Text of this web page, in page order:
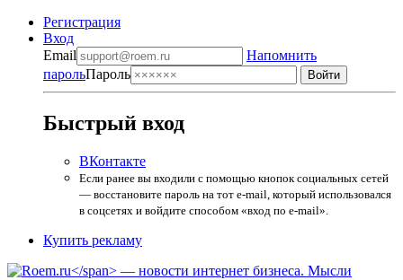
Регистрация
Вход
Email
Напомнить
парольПароль
Быстрый вход
ВКонтакте
Если ранее вы входили с помощью кнопок социальных сетей
— восстановите пароль на тот e-mail, который использовался
в соцсетях и войдите способом «вход по e-mail».
Купить рекламу